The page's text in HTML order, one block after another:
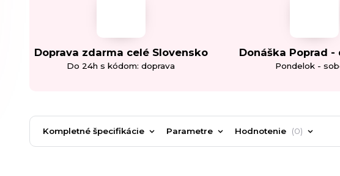
Doprava zdarma celé Slovensko
Do 24h s kódom: doprava
Donáška Poprad -
Pondelok -
Kompletné špecifikácie Parametre Hodnotenie 0